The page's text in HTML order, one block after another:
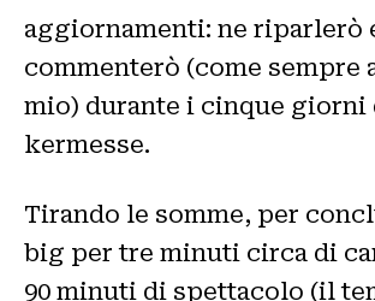
aggiornamenti: ne riparlerò
commenterò (come sempre
mio) durante i cinque giorni
kermesse.
Tirando le somme, per
big per tre minuti circa di
90 minuti di spettacolo (il